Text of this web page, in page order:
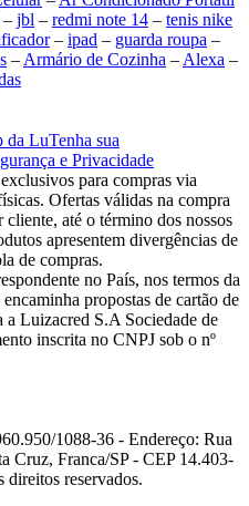
– jbl – redmi note 14 – tenis nike
– ipad – guarda roupa –
– Armário de Cozinha – Alexa –
da LuTenha sua
e Privacidade
para compras via
Ofertas válidas na compra
cliente, até o término dos nossos
apresentem divergências de
de compras.
no País, nos termos da
propostas de cartão de
a Luizacred S.A Sociedade de
inscrita no CNPJ sob o nº
1088-36 - Endereço: Rua
Cruz, Franca/SP - CEP 14.403-
reservados.